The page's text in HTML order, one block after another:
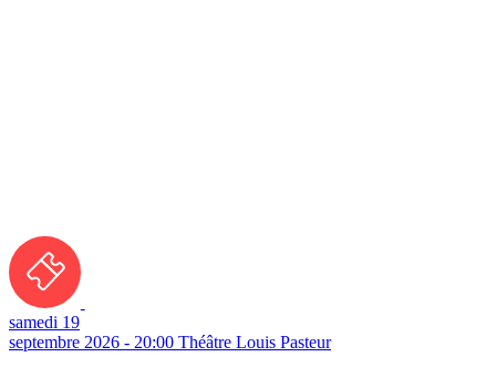
samedi 19
septembre 2026 - 20:00 Théâtre Louis Pasteur